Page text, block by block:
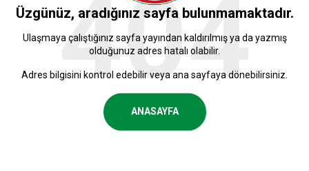
404
Üzgünüz, aradığınız sayfa bulunmamaktadır.
Ulaşmaya çalıştığınız sayfa yayından kaldırılmış ya da yazmış
olduğunuz adres hatalı olabilir.
Adres bilgisini kontrol edebilir veya ana sayfaya dönebilirsiniz.
ANASAYFA